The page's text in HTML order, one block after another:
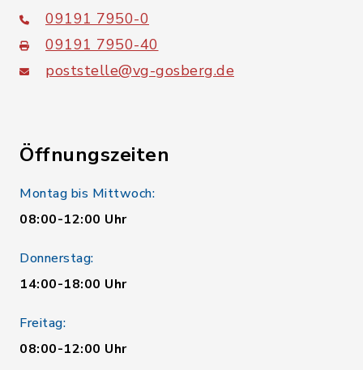
09191 7950-0
09191 7950-40
poststelle@vg-gosberg.de
Öffnungszeiten
Montag bis Mittwoch:
08:00-12:00 Uhr
Donnerstag:
14:00-18:00 Uhr
Freitag:
08:00-12:00 Uhr